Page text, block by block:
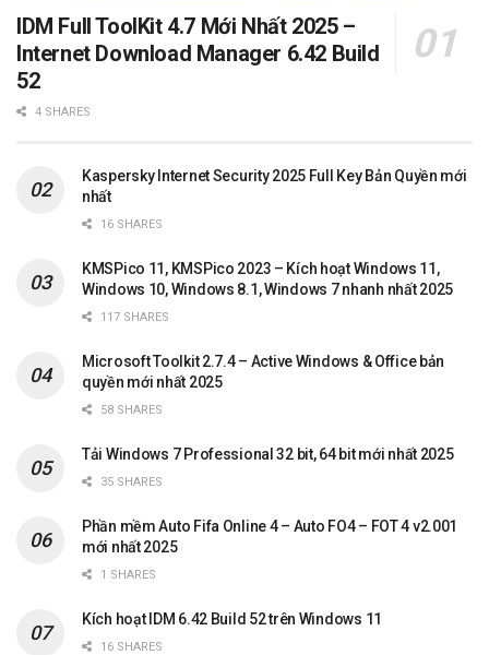
IDM Full ToolKit 4.7 Mới Nhất 2025 –
Internet Download Manager 6.42 Build
52
4 SHARES
Kaspersky Internet Security 2025 Full Key Bản Quyền mới
nhất
16 SHARES
KMSPico 11, KMSPico 2023 – Kích hoạt Windows 11,
Windows 10, Windows 8.1, Windows 7 nhanh nhất 2025
117 SHARES
Microsoft Toolkit 2.7.4 – Active Windows & Office bản
quyền mới nhất 2025
58 SHARES
Tải Windows 7 Professional 32 bit, 64 bit mới nhất 2025
35 SHARES
Phần mềm Auto Fifa Online 4 – Auto FO4 – FOT 4 v2.001
mới nhất 2025
1 SHARES
Kích hoạt IDM 6.42 Build 52 trên Windows 11
16 SHARES